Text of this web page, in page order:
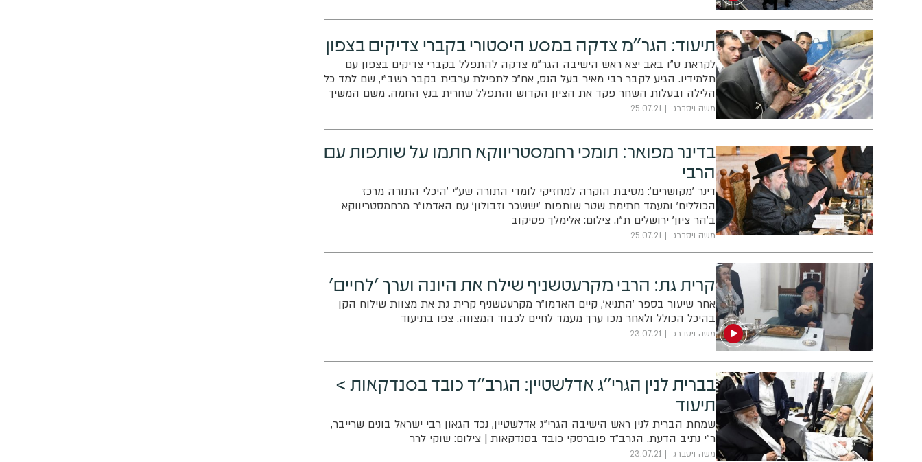
תיעוד: הגר"מ צדקה במסע היסטורי בקברי צדיקים בצפון
לקראת ט"ו באב יצא ראש הישיבה הגר"מ צדקה להתפלל בקברי צדיקים בצפון עם
תלמידיו. הגיע לקבר רבי מאיר בעל הנס, אח"כ לתפילת ערבית בקבר רשב"י, שם למד כל
הלילה ובעלות השחר פקד את הציון הקדוש והתפלל שחרית בנץ החמה. משם המשיך
הרב לצפת, שם התפלל בקברי האר"י הקדוש ומרן ה'בית יוסף' | צילום" דוד ארזני
משה ויסברג 25.07.21
בדינר מפואר: תומכי רחמסטריווקא חתמו על שותפות עם
הרבי
דינר 'מקושרים': מסיבת הוקרה למחזיקי לומדי התורה שע"י 'היכלי התורה מרכז
הכוללים' ומעמד חתימת שטר שותפות 'יששכר וזבולון' עם האדמו"ר מרחמסטריווקא
ב'הר ציון' ירושלים ת"ו. צילום: אלימלך פסיקוב
משה ויסברג 25.07.21
קרית גת: הרבי מקרעטשניף שילח את היונה וערך 'לחיים'
אחר שיעור בספר 'התניא', קיים האדמו"ר מקרעטשניף קרית גת את מצוות שילוח הקן
בהיכל הכולל ולאחר מכו ערך מעמד לחיים לכבוד המצווה. צפו בתיעוד
משה ויסברג 23.07.21
בברית לנין הגרי"ג אדלשטיין: הגרב"ד כובד בסנדקאות >
תיעוד
שמחת הברית לנין ראש הישיבה הגרי"ג אדלשטיין, נכד הגאון רבי ישראל בונים שרייבר,
ר"י נתיב הדעת. הגרב"ד פוברסקי כובד בסנדקאות | צילום: שוקי לרר
משה ויסברג 23.07.21